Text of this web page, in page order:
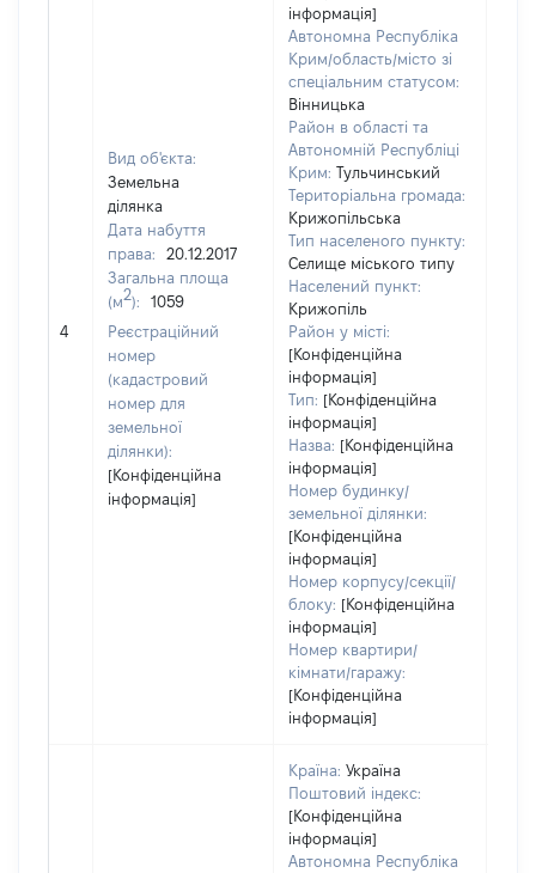
4
Вид об'єкта:
Земельна
ділянка
Дата набуття
права:
20.12.2017
Загальна площа
(м2):
1059
Реєстраційний
номер
(кадастровий
номер для
земельної
ділянки):
[Конфіденційна
інформація]
інформація]
Автономна Республіка
Крим/область/місто зі
спеціальним статусом:
Вінницька
Район в області та
Автономній Республіці
Крим: Тульчинський
Територіальна громада:
Крижопільська
Тип населеного пункту:
Селище міського типу
Населений пункт:
Крижопіль
Район у місті:
[Конфіденційна
інформація]
Тип: [Конфіденційна
інформація]
Назва: [Конфіденційна
інформація]
Номер будинку/
земельної ділянки:
[Конфіденційна
інформація]
Номер корпусу/секції/
блоку: [Конфіденційна
інформація]
Номер квартири/
кімнати/гаражу:
[Конфіденційна
інформація]
Країна: Україна
Поштовий індекс:
[Конфіденційна
інформація]
Автономна Республіка